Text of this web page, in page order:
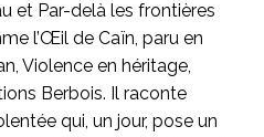
et Par-delà les frontières
l’Œil de Caïn, paru en
Violence en héritage,
Berbois. Il raconte
qui, un jour, pose un